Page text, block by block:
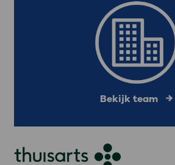
Bekijk team